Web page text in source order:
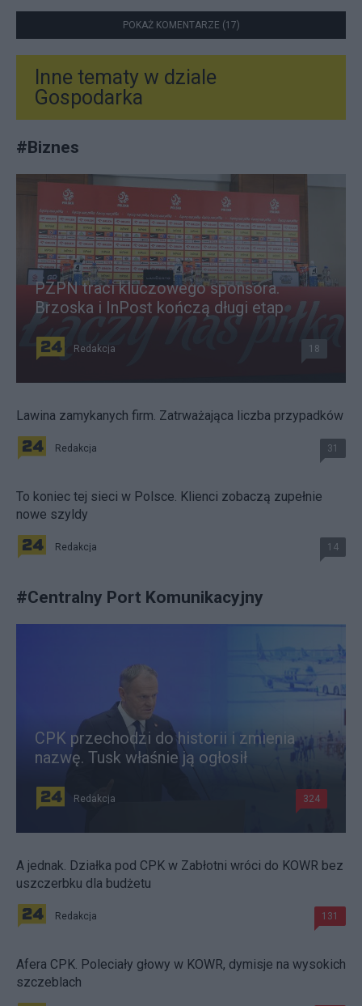
POKAŻ KOMENTARZE (17)
Inne tematy w dziale
Gospodarka
#Biznes
PZPN traci kluczowego sponsora.
Brzoska i InPost kończą długi etap
Redakcja 18
Lawina zamykanych firm. Zatrważająca liczba przypadków
Redakcja 31
To koniec tej sieci w Polsce. Klienci zobaczą zupełnie
nowe szyldy
Redakcja 14
#Centralny Port Komunikacyjny
CPK przechodzi do historii i zmienia
nazwę. Tusk właśnie ją ogłosił
Redakcja 324
A jednak. Działka pod CPK w Zabłotni wróci do KOWR bez
uszczerbku dla budżetu
Redakcja 131
Afera CPK. Poleciały głowy w KOWR, dymisje na wysokich
szczeblach